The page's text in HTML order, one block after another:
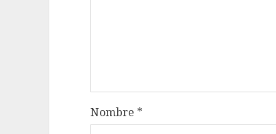
Nombre *